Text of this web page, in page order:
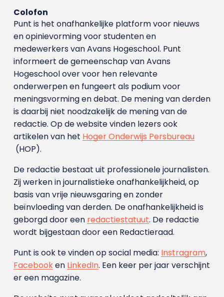
Colofon
Punt is het onafhankelijke platform voor nieuws
en opinievorming voor studenten en
medewerkers van Avans Hoge­school. Punt
informeert de gemeenschap van Avans
Hogeschool over voor hen relevante
onderwerpen en fungeert als podium voor
meningsvorming en debat. De mening van derden
is daarbij niet noodzakelijk de mening van de
redactie. Op de website vinden lezers ook
artikelen van het Hoger Onderwijs Persbureau
(HOP).
De redactie bestaat uit professionele journalisten.
Zij werken in journalistieke onafhankelijkheid, op
basis van vrije nieuwsgaring en zonder
beïnvloeding van derden. De onafhankelijkheid is
geborgd door een redactiestatuut. De redactie
wordt bijgestaan door een Redactieraad.
Punt is ook te vinden op social media: Instragram,
Facebooken LinkedIn. Een keer per jaar verschijnt
er een magazine.